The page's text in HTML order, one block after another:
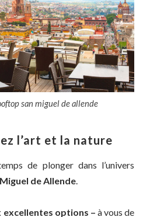
san miguel de allende
l’art et la nature
de plonger dans l’univers
de Allende.
excellentes options – à vous de